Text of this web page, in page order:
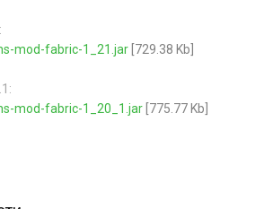
mod-fabric-1_21.jar [729.38 Kb]
mod-fabric-1_20_1.jar [775.77 Kb]